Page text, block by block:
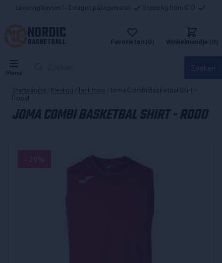
Levering binnen 1-3 dagen på lagervarer Shipping from €10
NORDIC
BASKETBALL Favorieten (0) Winkelmandje (0)
Menu
Startpagina / Kleding / Tanktops / Joma Combi Basketbal Shirt -
Rood
JOMA COMBI BASKETBAL SHIRT - ROOD